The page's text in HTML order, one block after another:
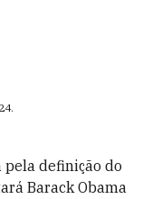
.
pela definição do
Barack Obama